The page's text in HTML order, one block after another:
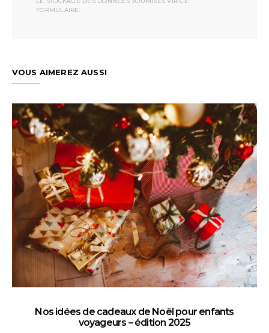
FORMULAIRE.
VOUS AIMEREZ AUSSI
Nos idées de cadeaux de Noël pour enfants
voyageurs – édition 2025